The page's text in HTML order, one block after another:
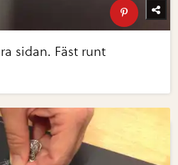
sidan. Fäst runt